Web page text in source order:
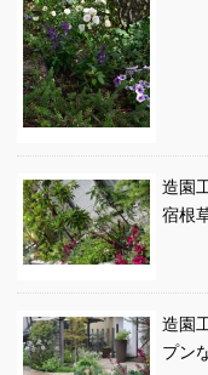
造園
宿根
造園
プン